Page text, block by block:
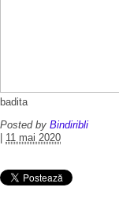
badita
Posted by Bindiribli
11 mai 2020